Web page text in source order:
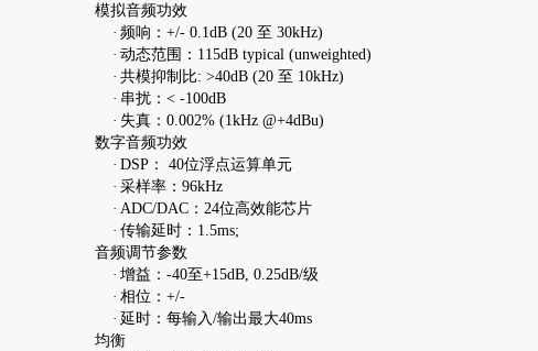
模拟音频功效
· 频响：+/- 0.1dB (20 至 30kHz)
· 动态范围：115dB typical (unweighted)
· 共模抑制比: >40dB (20 至 10kHz)
· 串扰：< -100dB
· 失真：0.002% (1kHz @+4dBu)
数字音频功效
· DSP： 40位浮点运算单元
· 采样率：96kHz
· ADC/DAC：24位高效能芯片
· 传输延时：1.5ms;
音频调节参数
· 增益：-40至+15dB, 0.25dB/级
· 相位：+/-
· 延时：每输入/输出最大40ms
均衡